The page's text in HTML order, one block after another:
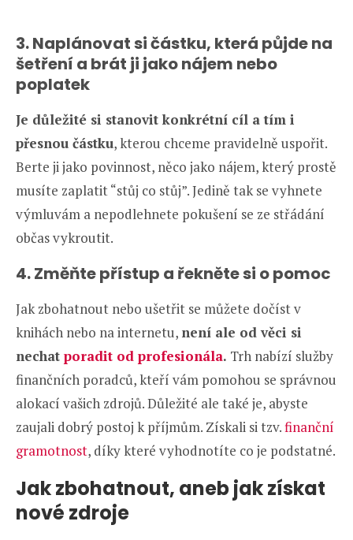
3. Naplánovat si částku, která půjde na
šetření a brát ji jako nájem nebo
poplatek
Je důležité si stanovit konkrétní cíl a tím i
přesnou částku, kterou chceme pravidelně uspořit.
Berte ji jako povinnost, něco jako nájem, který prostě
musíte zaplatit “stůj co stůj”. Jedině tak se vyhnete
výmluvám a nepodlehnete pokušení se ze střádání
občas vykroutit.
4. Změňte přístup a řekněte si o pomoc
Jak zbohatnout nebo ušetřit se můžete dočíst v
knihách nebo na internetu, není ale od věci si
nechat poradit od profesionála. Trh nabízí služby
finančních poradců, kteří vám pomohou se správnou
alokací vašich zdrojů. Důležité ale také je, abyste
zaujali dobrý postoj k příjmům. Získali si tzv.finanční
gramotnost, díky které vyhodnotíte co je podstatné.
Jak zbohatnout, aneb jak získat
nové zdroje